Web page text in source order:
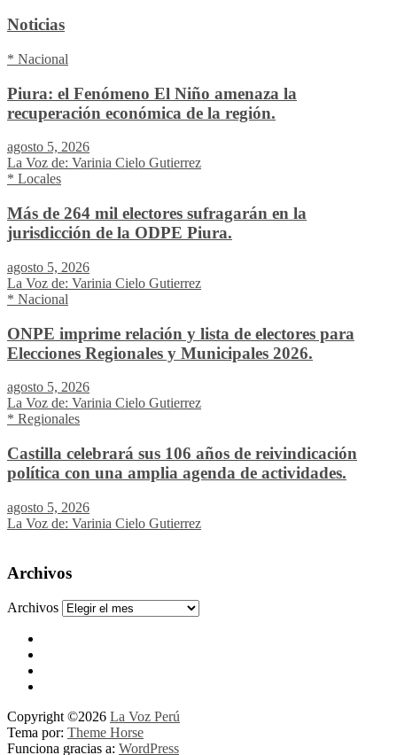
Noticias
* Nacional
Piura: el Fenómeno El Niño amenaza la
recuperación económica de la región.
agosto 5, 2026
La Voz de: Varinia Cielo Gutierrez
* Locales
Más de 264 mil electores sufragarán en la
jurisdicción de la ODPE Piura.
agosto 5, 2026
La Voz de: Varinia Cielo Gutierrez
* Nacional
ONPE imprime relación y lista de electores para
Elecciones Regionales y Municipales 2026.
agosto 5, 2026
La Voz de: Varinia Cielo Gutierrez
* Regionales
Castilla celebrará sus 106 años de reivindicación
política con una amplia agenda de actividades.
agosto 5, 2026
La Voz de: Varinia Cielo Gutierrez
Archivos
Archivos
Copyright ©2026 La Voz Perú
Tema por: Theme Horse
Funciona gracias a: WordPress